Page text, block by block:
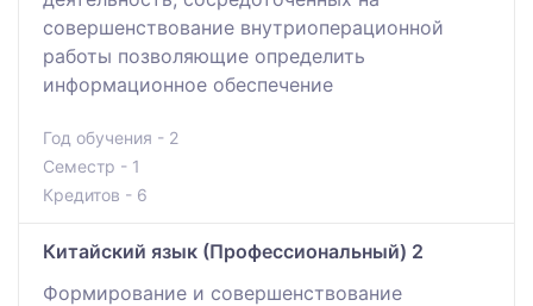
совершенствование внутриоперационной
работы позволяющие определить
информационное обеспечение
Год обучения - 2
Семестр - 1
Кредитов - 6
Китайский язык (Профессиональный) 2
Формирование и совершенствование